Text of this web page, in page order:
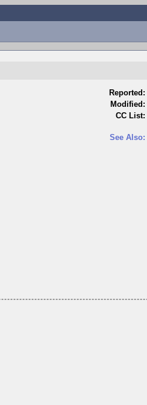
Reported:
Modified:
CC List:
See Also: